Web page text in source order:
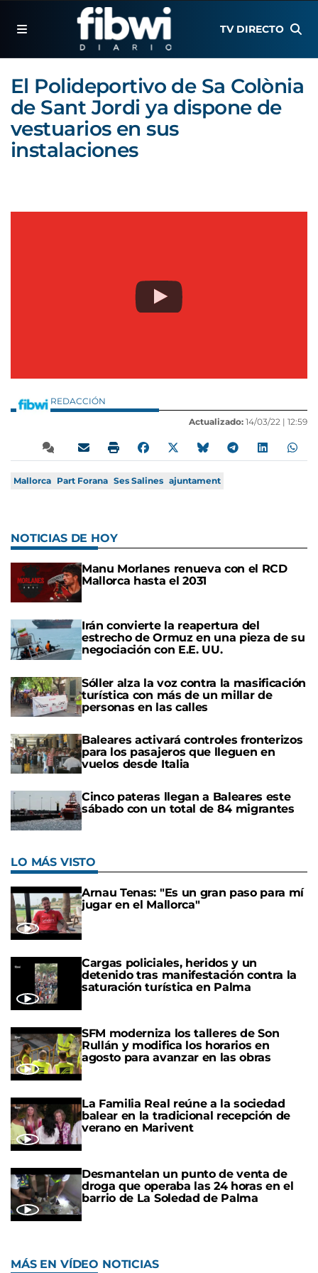
TV DIRECTO
El Polideportivo de Sa Colònia
de Sant Jordi ya dispone de
vestuarios en sus
instalaciones
REDACCIÓN
Actualizado: 14/03/22 | 12:59
Mallorca Part Forana Ses Salines ajuntament
NOTICIAS DE HOY
Manu Morlanes renueva con el RCD
Mallorca hasta el 2031
Irán convierte la reapertura del
estrecho de Ormuz en una pieza de su
negociación con E.E. UU.
Sóller alza la voz contra la masificación
turística con más de un millar de
personas en las calles
Baleares activará controles fronterizos
para los pasajeros que lleguen en
vuelos desde Italia
Cinco pateras llegan a Baleares este
sábado con un total de 84 migrantes
LO MÁS VISTO
Arnau Tenas: "Es un gran paso para mí
jugar en el Mallorca"
Cargas policiales, heridos y un
detenido tras manifestación contra la
saturación turística en Palma
SFM moderniza los talleres de Son
Rullán y modifica los horarios en
agosto para avanzar en las obras
La Familia Real reúne a la sociedad
balear en la tradicional recepción de
verano en Marivent
Desmantelan un punto de venta de
droga que operaba las 24 horas en el
barrio de La Soledad de Palma
MÁS EN VÍDEO NOTICIAS